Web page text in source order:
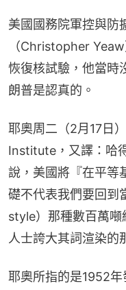
美國國務院軍控與防
（Christopher
恢復核試驗，他當時
朗普是認真的。
耶奧周二（2月17日
Institute，又譯：哈
說，美國將『在平等
礎不代表我們要回到
style）那種數百萬
人士誇大其詞渲染的
耶奧所指的是1952